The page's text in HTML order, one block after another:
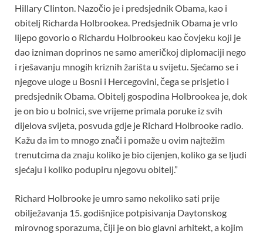
Hillary Clinton. Nazočio je i predsjednik Obama, kao i
obitelj Richarda Holbrookea. Predsjednik Obama je vrlo
lijepo govorio o Richardu Holbrookeu kao čovjeku koji je
dao izniman doprinos ne samo američkoj diplomaciji nego
i rješavanju mnogih kriznih žarišta u svijetu. Sjećamo se i
njegove uloge u Bosni i Hercegovini, čega se prisjetio i
predsjednik Obama. Obitelj gospodina Holbrookea je, dok
je on bio u bolnici, sve vrijeme primala poruke iz svih
dijelova svijeta, posvuda gdje je Richard Holbrooke radio.
Kažu da im to mnogo znači i pomaže u ovim najtežim
trenutcima da znaju koliko je bio cijenjen, koliko ga se ljudi
sjećaju i koliko podupiru njegovu obitelj.”
Richard Holbrooke je umro samo nekoliko sati prije
obilježavanja 15. godišnjice potpisivanja Daytonskog
mirovnog sporazuma, čiji je on bio glavni arhitekt, a kojim